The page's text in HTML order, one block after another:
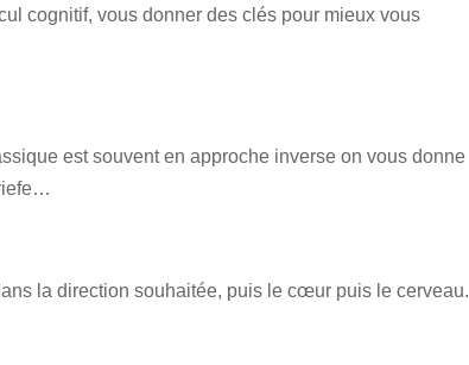
cognitif, vous donner des clés pour mieux vous
est souvent en approche inverse on vous donne
la direction souhaitée, puis le cœur puis le cerveau.